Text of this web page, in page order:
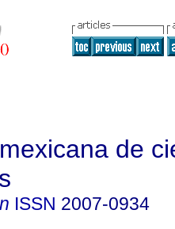
de
ISSN 2007-0934